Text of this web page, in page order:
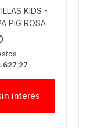
KIDS -
PIG ROSA
interés